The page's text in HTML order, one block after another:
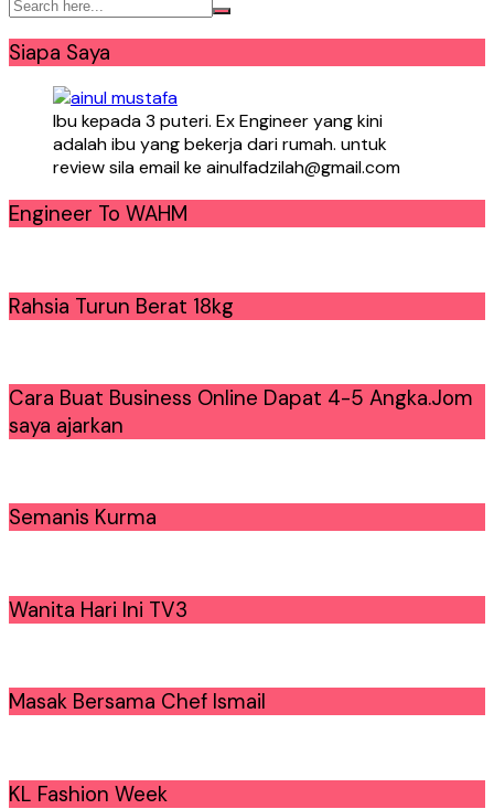
Siapa Saya
Ibu kepada 3 puteri. Ex Engineer yang kini
adalah ibu yang bekerja dari rumah. untuk
review sila email ke ainulfadzilah@gmail.com
Engineer To WAHM
Rahsia Turun Berat 18kg
Cara Buat Business Online Dapat 4-5 Angka.Jom
saya ajarkan
Semanis Kurma
Wanita Hari Ini TV3
Masak Bersama Chef Ismail
KL Fashion Week